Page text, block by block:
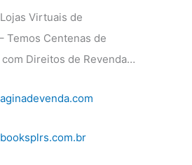
Virtuais de
Temos Centenas de
com Direitos de Revenda…